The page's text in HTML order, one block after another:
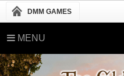
DMM GAMES
MENU